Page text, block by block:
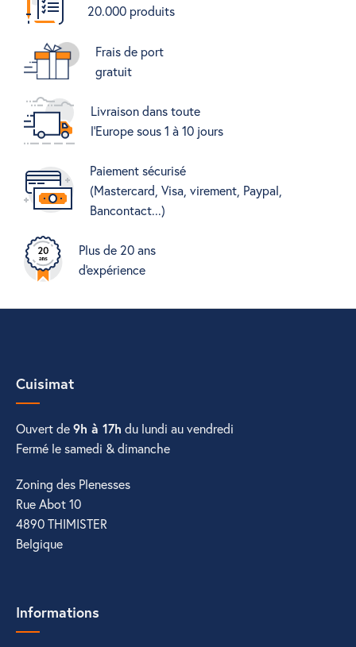
20.000 produits
Frais de port
gratuit
Livraison dans toute
l'Europe sous 1 à 10 jours
Paiement sécurisé
(Mastercard, Visa, virement, Paypal,
Bancontact...)
Plus de 20 ans
d'expérience
Cuisimat
Ouvert de9h à 17h du lundi au vendredi
Fermé le samedi & dimanche
Zoning des Plenesses
Rue Abot 10
4890 THIMISTER
Belgique
Informations